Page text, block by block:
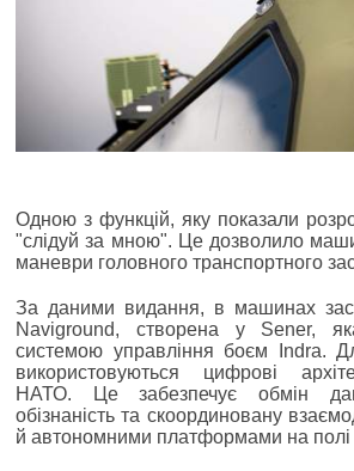
Одною з функцій, яку показали
"слідуй за мною". Це дозволило
маневри головного транспортного
За даними видання, в машинах
Naviground, створена у Sener,
системою управління боєм Indra.
використовуються цифрові
НАТО. Це забезпечує обмін
обізнаність та скоординовану
й автономними платформами на